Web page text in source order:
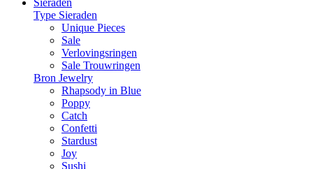
Sieraden
Type Sieraden
Unique Pieces
Sale
Verlovingsringen
Sale Trouwringen
Bron Jewelry
Rhapsody in Blue
Poppy
Catch
Confetti
Stardust
Joy
Sushi